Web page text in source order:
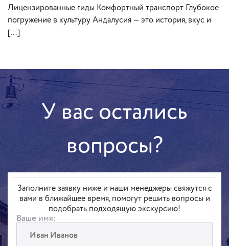
Лицензированные гиды Комфортный транспорт Глубокое
погружение в культуру Андалусия — это история, вкус и
[…]
У вас остались
вопросы?
Заполните заявку ниже и наши менеджеры свяжутся с
вами в ближайшее время, помогут решить вопросы и
подобрать подходящую экскурсию!
Ваше имя: